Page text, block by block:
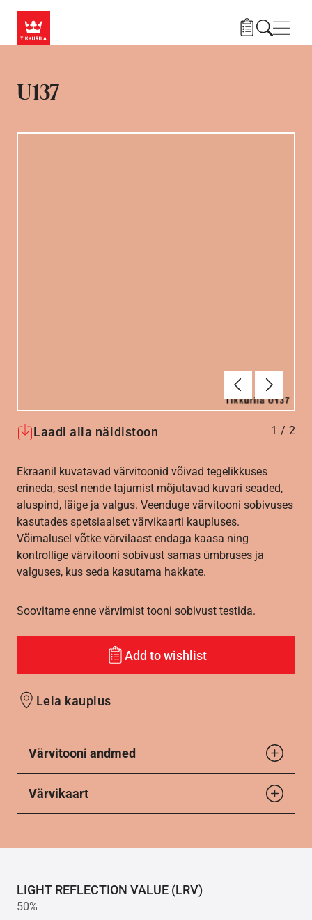
U137
Eelmine
Laadi alla näidistoon 1 / 2
Ekraanil kuvatavad värvitoonid võivad tegelikkuses
erineda, sest nende tajumist mõjutavad kuvari seaded,
aluspind, läige ja valgus. Veenduge värvitooni sobivuses
kasutades spetsiaalset värvikaarti kaupluses.
Võimalusel võtke värvilaast endaga kaasa ning
kontrollige värvitooni sobivust samas ümbruses ja
valguses, kus seda kasutama hakkate.
Soovitame enne värvimist tooni sobivust testida.
Add to wishlist
Leia kauplus
Värvitooni andmed
Värvikaart
LIGHT REFLECTION VALUE (LRV)
50%